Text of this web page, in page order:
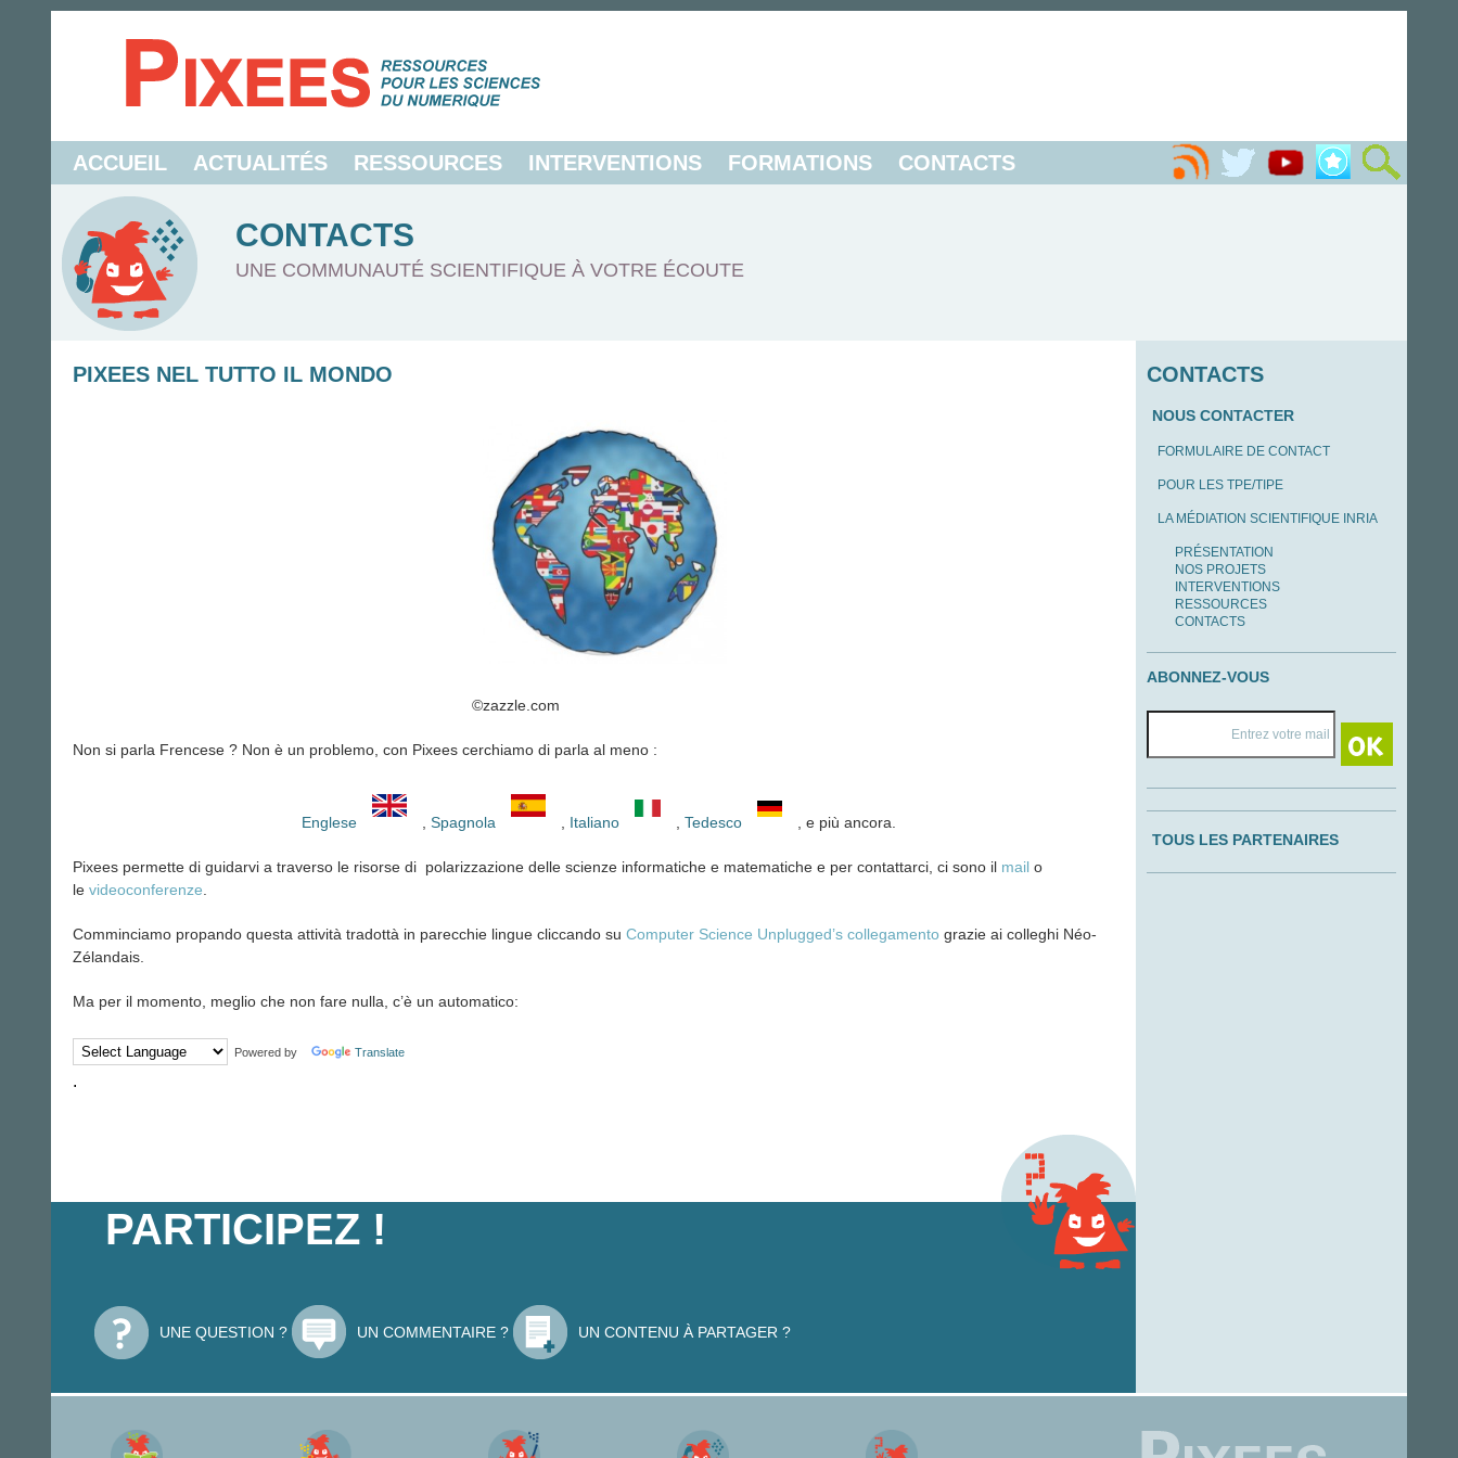
ACCUEIL ACTUALITÉS RESSOURCES INTERVENTIONS FORMATIONS CONTACTS
CONTACTS
UNE COMMUNAUTÉ SCIENTIFIQUE À VOTRE ÉCOUTE
PIXEES NEL TUTTO IL MONDO
©zazzle.com
Non si parla Frencese ? Non è un problemo, con Pixees cerchiamo di parla al meno :
Englese Spagnola Italiano Tedesco , e più ancora.
Pixees permette di guidarvi a traverso le risorse di polarizzazione delle scienze informatiche e matematiche e per contattarci, ci sono il mail o
le videoconferenze
Comminciamo propando questa attività tradottà in parecchie lingue cliccando su Computer Science Unplugged’s collegamento grazie ai colleghi Néo-
Zélandais.
Ma per il momento, meglio che non fare nulla, c’è un automatico:
Powered by Translate
.
PARTICIPEZ !
UNE QUESTION ? UN COMMENTAIRE ? UN CONTENU À PARTAGER ?
CONTACTS
NOUS CONTACTER
FORMULAIRE DE CONTACT
POUR LES TPE/TIPE
LA MÉDIATION SCIENTIFIQUE INRIA
PRÉSENTATION
NOS PROJETS
INTERVENTIONS
RESSOURCES
CONTACTS
ABONNEZ-VOUS
TOUS LES PARTENAIRES